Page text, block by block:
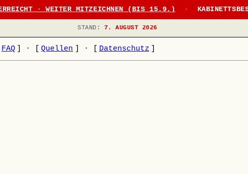
· WEITER MITZEICHNEN (BIS 15.9.) ·
STAND: 7. AUGUST 2026
FAQ · Quellen · Datenschutz